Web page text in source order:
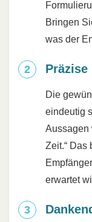
Bringen
was der
Präzise
Die
eindeutig
Aussagen
Zeit.“ Das
erwartet